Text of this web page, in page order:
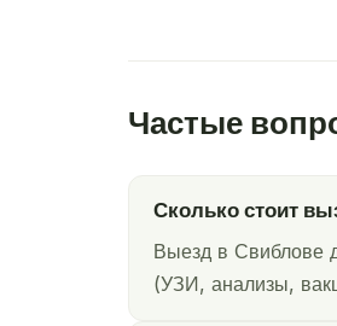
Частые
Сколько стоит
Выезд в Свиблове
(УЗИ, анализы,